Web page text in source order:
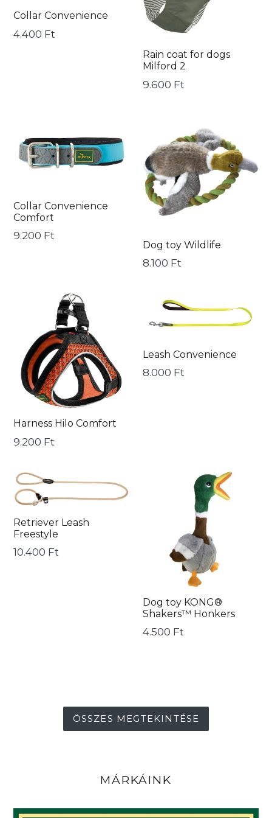
Collar Convenience
Ár
4.400 Ft
2
Rain coat for dogs
Milford 2
Ár
9.600 Ft
Convenience
Comfort
Collar Convenience
Comfort
Ár
9.200 Ft
Wildlife
Dog toy Wildlife
Ár
8.100 Ft
Comfort
Harness Hilo Comfort
Ár
9.200 Ft
Leash
Convenience
Leash Convenience
Ár
8.000 Ft
Retriever
Leash
Freestyle
Retriever Leash
Freestyle
Ár
10.400 Ft
Honkers
Dog toy KONG®
Shakers™ Honkers
Ár
4.500 Ft
ÖSSZES MEGTEKINTÉSE
MÁRKÁINK